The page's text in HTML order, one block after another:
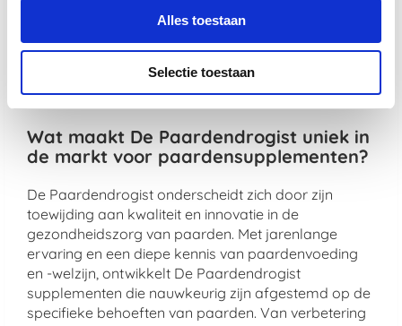
Alles toestaan
Selectie toestaan
Kies voor de kwaliteit van De Paardendrogist en
Dursy Dog en ervaar zelf de voordelen van onze
verdient immers niets minder dan het beste, en dat is
precies wat wij bieden.
Wat maakt De Paardendrogist uniek in
de markt voor paardensupplementen?
De Paardendrogist onderscheidt zich door zijn
toewijding aan kwaliteit en innovatie in de
gezondheidszorg van paarden. Met jarenlange
ervaring en een diepe kennis van paardenvoeding
en -welzijn, ontwikkelt De Paardendrogist
supplementen die nauwkeurig zijn afgestemd op de
specifieke behoeften van paarden. Van verbetering